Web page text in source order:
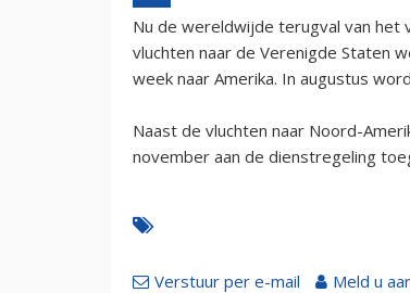
Nu de wereldwijde terugval van het
vluchten naar de Verenigde Staten
week naar Amerika. In augustus
Naast de vluchten naar Noord-
november aan de dienstregeling
Verstuur per e-mail Meld u